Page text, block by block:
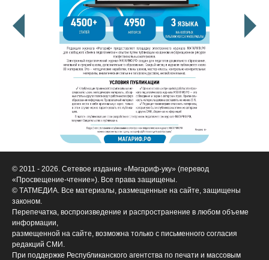
© 2011 - 2026. Сетевое издание «Мәгариф-уку» (перевод
«Просвещение-чтение»). Все права защищены.
© ТАТМЕДИА. Все материалы, размещенные на сайте, защищены
законом.
Перепечатка, воспроизведение и распространение в любом объеме
информации,
размещенной на сайте, возможна только с письменного согласия
редакций СМИ.
При поддержке Республиканского агентства по печати и массовым